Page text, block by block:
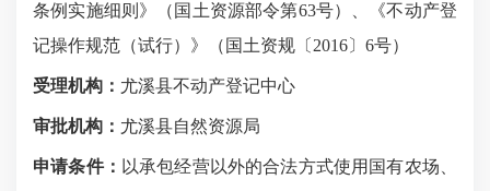
条例实施细则》（国土资源部令第63号）、《不动产登
记操作规范（试行）》（国土资规〔 2016〕 6号）
受理机构： 尤溪县不动产登记中心
审批机构： 尤溪县自然资源局
申请条件： 以承包经营以外的合法方式使用国有农场、